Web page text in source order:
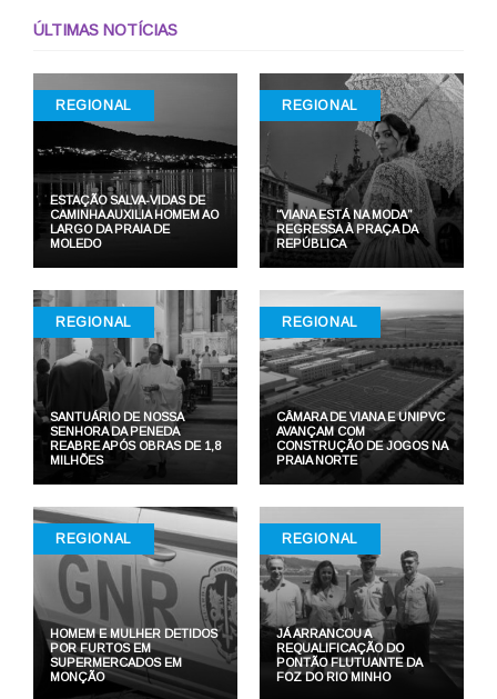
ÚLTIMAS NOTÍCIAS
REGIONAL
ESTAÇÃO SALVA-VIDAS DE
CAMINHA AUXILIA HOMEM AO
LARGO DA PRAIA DE
MOLEDO
REGIONAL
“VIANA ESTÁ NA MODA”
REGRESSA À PRAÇA DA
REPÚBLICA
REGIONAL
SANTUÁRIO DE NOSSA
SENHORA DA PENEDA
REABRE APÓS OBRAS DE 1,8
MILHÕES
REGIONAL
CÂMARA DE VIANA E UNIPVC
AVANÇAM COM
CONSTRUÇÃO DE JOGOS NA
PRAIA NORTE
REGIONAL
HOMEM E MULHER DETIDOS
POR FURTOS EM
SUPERMERCADOS EM
MONÇÃO
REGIONAL
JÁ ARRANCOU A
REQUALIFICAÇÃO DO
PONTÃO FLUTUANTE DA
FOZ DO RIO MINHO